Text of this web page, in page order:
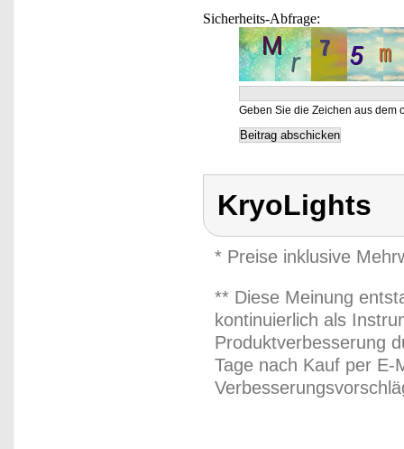
Sicherheits-Abfrage:
Geben Sie die Zeichen aus dem
KryoLights
* Preise inklusive
** Diese Meinung
kontinuierlich als
Produktverbesserung
Tage nach Kauf per E-